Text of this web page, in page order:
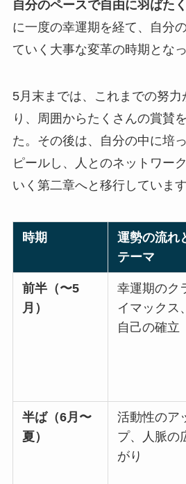
自分のペースで自由に羽ばたく
に一度の幸運期を経て、自分
ていく大事な変革の時期とな
5月末までは、これまでの努
り、周囲からたくさんの賞賛
た。その後は、自分の中に培
ピールし、人とのネットワー
いく第二章へと移行しています
時期
運勢の流れ
テーマ
前半（〜5
月）
幸運期のク
イマックス、
自己の確立
半ば（6月〜
夏）
活動性のア
プ、人脈の
がり